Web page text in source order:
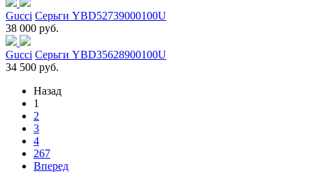
Gucci Серьги YBD52739000100U
38 000 руб.
Gucci Серьги YBD35628900100U
34 500 руб.
Назад
1
2
3
4
267
Вперед